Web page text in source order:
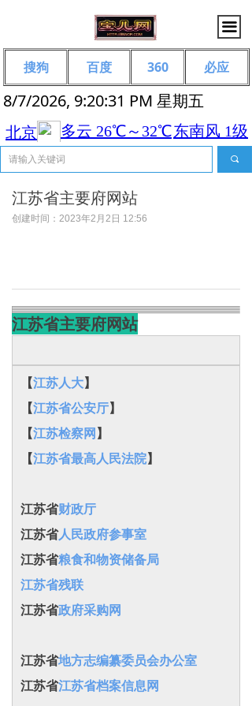
끀
8/7/2026, 9:20:31 PM 星期五
끠
搜狗 百度 360 必应
江苏省主要府网站
创建时间： 2023年2月2日 12:56
江苏省主要府网站
【江苏人大】
【江苏省公安厅】
【江苏检察网】
【江苏省最高人民法院】
江苏省财政厅
江苏省人民政府参事室
江苏省粮食和物资储备局
江苏省残联
江苏省政府采购网
江苏省地方志编纂委员会办公室
江苏省江苏省档案信息网